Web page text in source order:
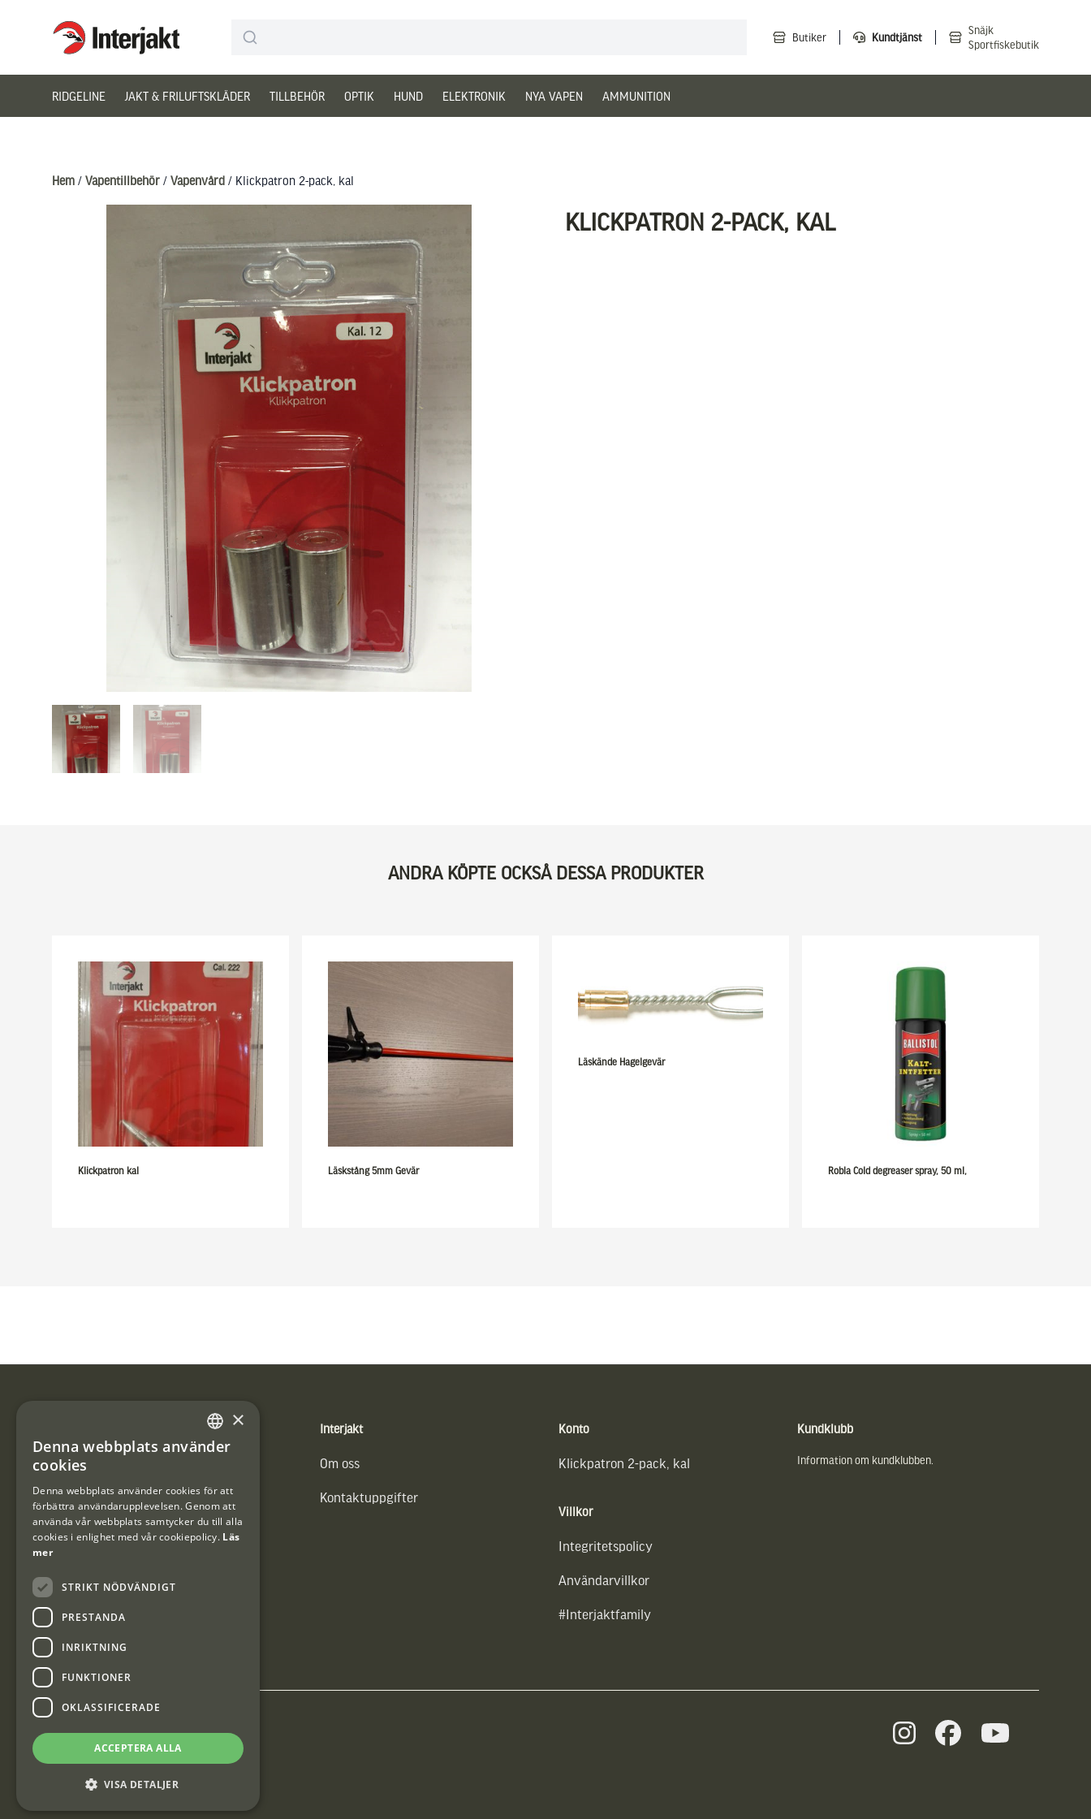
Interjakt SE Butiker Kundtjänst
Snäjk
Sportfiskebutik
RIDGELINE JAKT & FRILUFTSKLÄDER TILLBEHÖR OPTIK HUND ELEKTRONIK NYA VAPEN AMMUNITION
Hem / Vapentillbehör / Vapenvård / Klickpatron 2-pack, kal
KLICKPATRON 2-PACK, KAL
ANDRA KÖPTE OCKSÅ DESSA PRODUKTER
Klickpatron kal Läskstång 5mm Gevär
Läskände Hagelgevär
Robla Cold degreaser spray, 50 ml,
Vännäs Friluftbyxa
Interjakt
Om oss
Kontaktuppgifter
Konto
Klickpatron 2-pack, kal
Villkor
Integritetspolicy
Användarvillkor
#Interjaktfamily
Kundklubb
Information om kundklubben.
Interjakt Sweden AB, Årjäng
Org: 553222-3915
SWEDISH
×
Denna webbplats använder
cookies
Denna webbplats använder cookies för att
förbättra användarupplevelsen. Genom att
använda vår webbplats samtycker du till alla
cookies i enlighet med vår cookiepolicy. Läs
mer
STRIKT NÖDVÄNDIGT
PRESTANDA
INRIKTNING
FUNKTIONER
OKLASSIFICERADE
ACCEPTERA ALLA
VISA DETALJER